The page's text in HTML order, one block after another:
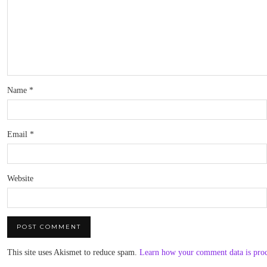
Name *
Email *
Website
This site uses Akismet to reduce spam. Learn how your comment data is